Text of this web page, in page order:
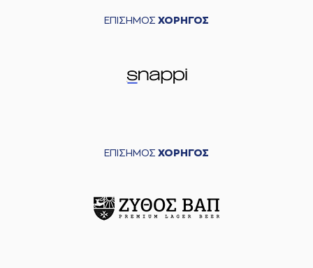
ΕΠΙΣΗΜΟΣ ΧΟΡΗΓΟΣ
ΕΠΙΣΗΜΟΣ ΧΟΡΗΓΟΣ